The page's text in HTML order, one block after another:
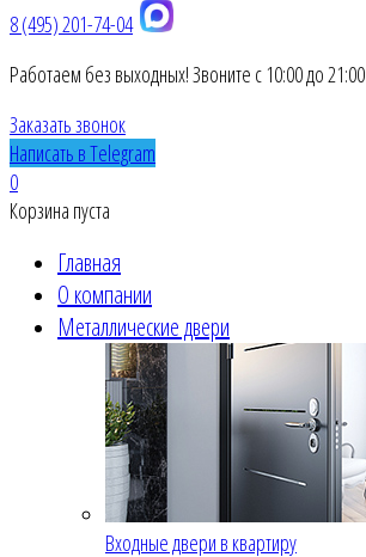
8 (495) 201-74-04
Работаем без выходных! Звоните с 10:00 до 21:00
Заказать звонок
Написать в Telegram
0
Корзина пуста
Главная
О компании
Металлические двери
Входные двери в квартиру